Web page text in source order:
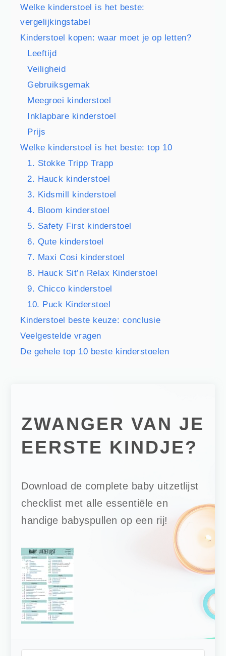
Welke kinderstoel is het beste:
vergelijkingstabel
Kinderstoel kopen: waar moet je op letten?
Leeftijd
Veiligheid
Gebruiksgemak
Meegroei kinderstoel
Inklapbare kinderstoel
Prijs
Welke kinderstoel is het beste: top 10
1. Stokke Tripp Trapp
2. Hauck kinderstoel
3. Kidsmill kinderstoel
4. Bloom kinderstoel
5. Safety First kinderstoel
6. Qute kinderstoel
7. Maxi Cosi kinderstoel
8. Hauck Sit’n Relax Kinderstoel
9. Chicco kinderstoel
10. Puck Kinderstoel
Kinderstoel beste keuze: conclusie
Veelgestelde vragen
De gehele top 10 beste kinderstoelen
ZWANGER VAN JE
EERSTE KINDJE?
Download de complete baby uitzetlijst
checklist met alle essentiële en
handige babyspullen op een rij!